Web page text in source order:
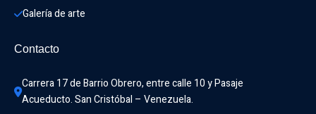
Galería de arte
Contacto
Carrera 17 de Barrio Obrero, entre calle 10 y Pasaje
Acueducto. San Cristóbal – Venezuela.